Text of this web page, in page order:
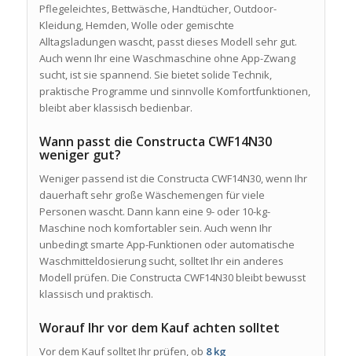
Pflegeleichtes, Bettwäsche, Handtücher, Outdoor-
Kleidung, Hemden, Wolle oder gemischte
Alltagsladungen wascht, passt dieses Modell sehr gut.
Auch wenn Ihr eine Waschmaschine ohne App-Zwang
sucht, ist sie spannend. Sie bietet solide Technik,
praktische Programme und sinnvolle Komfortfunktionen,
bleibt aber klassisch bedienbar.
Wann passt die Constructa CWF14N30
weniger gut?
Weniger passend ist die Constructa CWF14N30, wenn Ihr
dauerhaft sehr große Wäschemengen für viele
Personen wascht. Dann kann eine 9- oder 10-kg-
Maschine noch komfortabler sein. Auch wenn Ihr
unbedingt smarte App-Funktionen oder automatische
Waschmitteldosierung sucht, solltet Ihr ein anderes
Modell prüfen. Die Constructa CWF14N30 bleibt bewusst
klassisch und praktisch.
Worauf Ihr vor dem Kauf achten solltet
Vor dem Kauf solltet Ihr prüfen, ob 8 kg